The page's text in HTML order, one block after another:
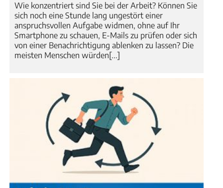
Wie konzentriert sind Sie bei der Arbeit? Können Sie
sich noch eine Stunde lang ungestört einer
anspruchsvollen Aufgabe widmen, ohne auf Ihr
Smartphone zu schauen, E-Mails zu prüfen oder sich
von einer Benachrichtigung ablenken zu lassen? Die
meisten Menschen würden[...]